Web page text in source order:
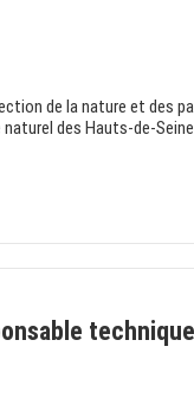
de la nature et des
des Hauts-de-